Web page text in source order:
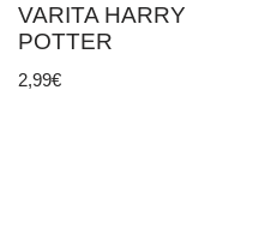
VARITA HARRY
POTTER
2,99€